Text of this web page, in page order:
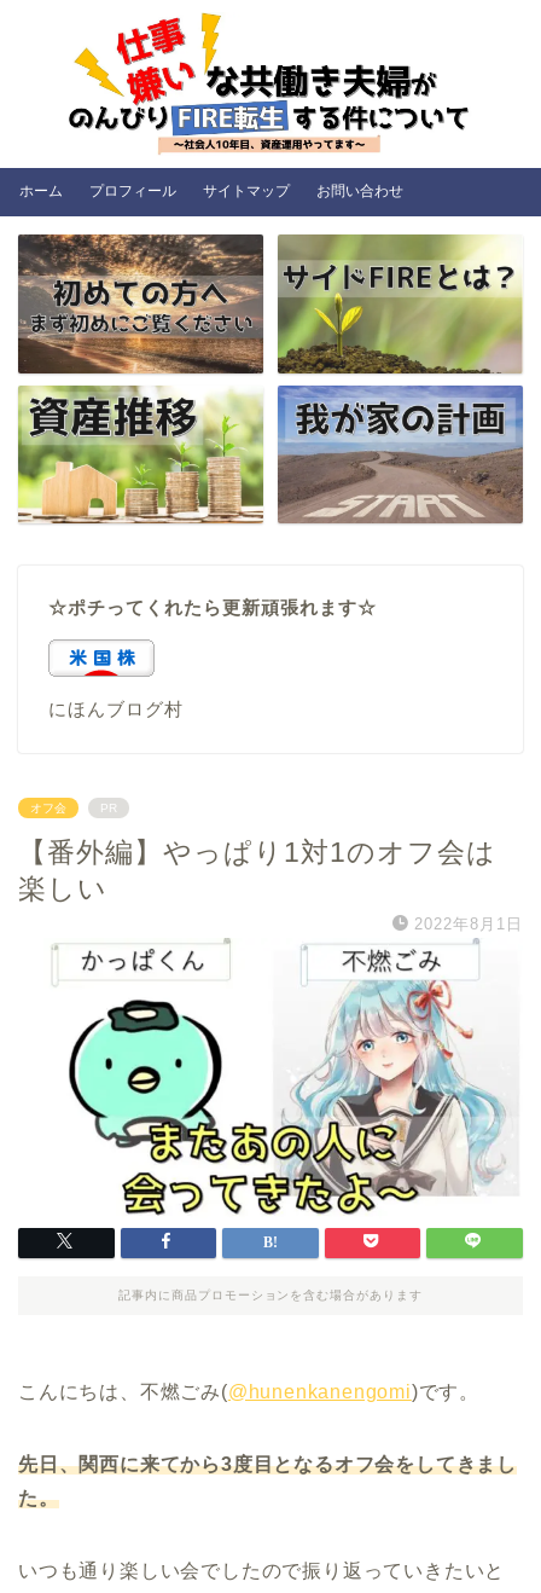
ホーム プロフィール サイトマップ お問い合わせ
☆ポチってくれたら更新頑張れます☆
にほんブログ村
オフ会 PR
【番外編】やっぱり1対1のオフ会は
楽しい
2022年8月1日
記事内に商品プロモーションを含む場合があります
こんにちは、不燃ごみ(@hunenkanengomi)です。
先日、関西に来てから3度目となるオフ会をしてきまし
た。
いつも通り楽しい会でしたので振り返っていきたいと